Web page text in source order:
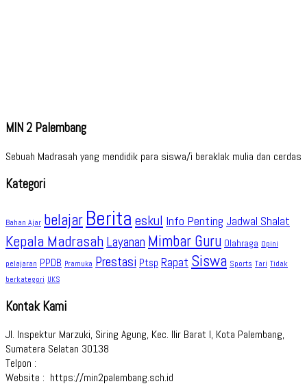
MIN 2 Palembang
Sebuah Madrasah yang mendidik para siswa/i beraklak mulia dan cerdas
Kategori
Bahan Ajar belajar Berita eskul Info Penting Jadwal Shalat
Kepala Madrasah Layanan Mimbar Guru Olahraga Opini
pelajaran PPDB Pramuka Prestasi Ptsp Rapat Siswa Sports Tari Tidak
berkategori UKS
Kontak Kami
Jl. Inspektur Marzuki, Siring Agung, Kec. Ilir Barat I, Kota Palembang,
Sumatera Selatan 30138
Telpon :
Website : https://min2palembang.sch.id